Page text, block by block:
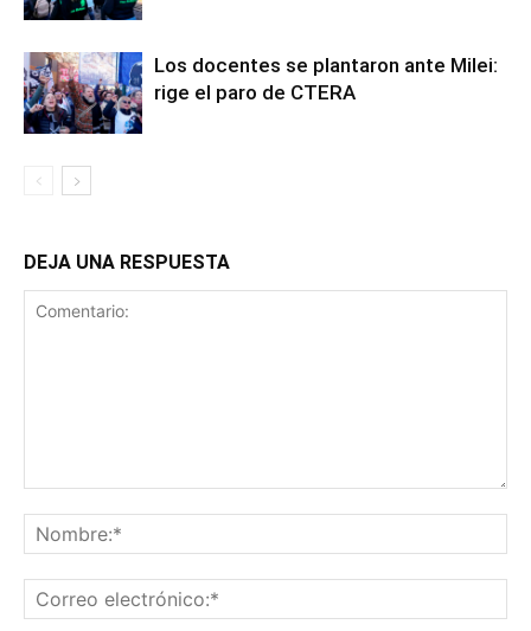
Los docentes se plantaron ante Milei:
rige el paro de CTERA
DEJA UNA RESPUESTA